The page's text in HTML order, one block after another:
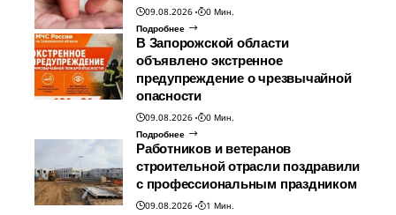
09.08.2026
0 Мин.
Подробнее
В Запорожской области
объявлено экстренное
предупреждение о чрезвычайной
опасности
09.08.2026
0 Мин.
Подробнее
Работников и ветеранов
строительной отрасли поздравили
с профессиональным праздником
09.08.2026
1 Мин.